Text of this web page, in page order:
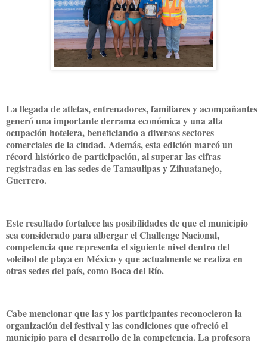
La llegada de atletas, entrenadores, familiares y acompañantes
generó una importante derrama económica y una alta
ocupación hotelera, beneficiando a diversos sectores
comerciales de la ciudad. Además, esta edición marcó un
récord histórico de participación, al superar las cifras
registradas en las sedes de Tamaulipas y Zihuatanejo,
Guerrero.
Este resultado fortalece las posibilidades de que el municipio
sea considerado para albergar el Challenge Nacional,
competencia que representa el siguiente nivel dentro del
voleibol de playa en México y que actualmente se realiza en
otras sedes del país, como Boca del Río.
Cabe mencionar que las y los participantes reconocieron la
organización del festival y las condiciones que ofreció el
municipio para el desarrollo de la competencia. La profesora